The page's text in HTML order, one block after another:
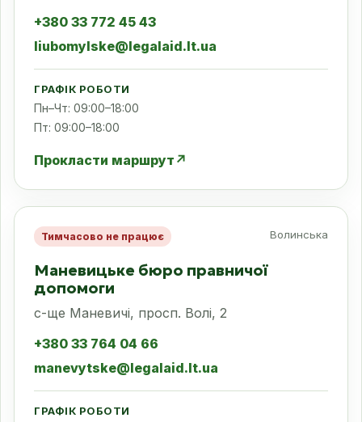
+380 33 772 45 43
liubomylske@legalaid.lt.ua
ГРАФІК РОБОТИ
Пн–Чт: 09:00–18:00
Пт: 09:00–18:00
Прокласти маршрут ↗
Тимчасово не працює Волинська
Маневицьке бюро правничої
допомоги
с-ще Маневичі, просп. Волі, 2
+380 33 764 04 66
manevytske@legalaid.lt.ua
ГРАФІК РОБОТИ